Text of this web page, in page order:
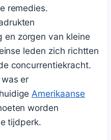
remedies.
en zorgen van kleine
leden zich richtten
concurrentiekracht.
er
Amerikaanse
worden
tijdperk.